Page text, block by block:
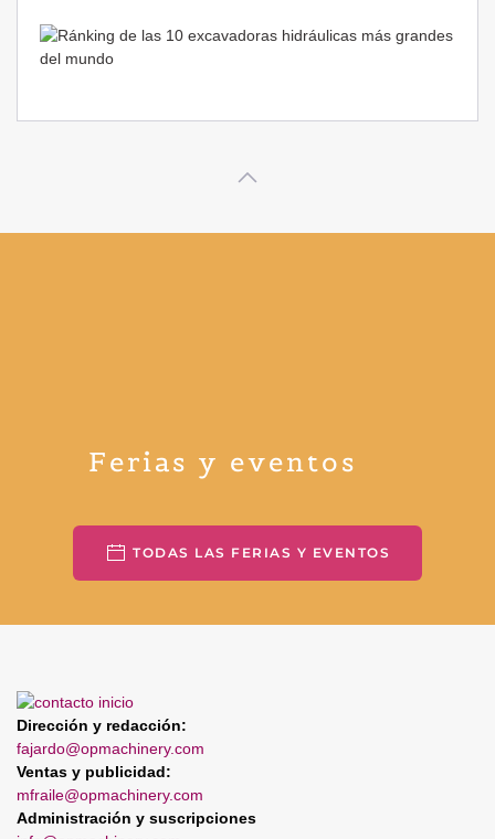
Ferias y eventos
TODAS LAS FERIAS Y EVENTOS
Dirección y redacción:
fajardo@opmachinery.com
Ventas y publicidad:
mfraile@opmachinery.com
Administración y suscripciones